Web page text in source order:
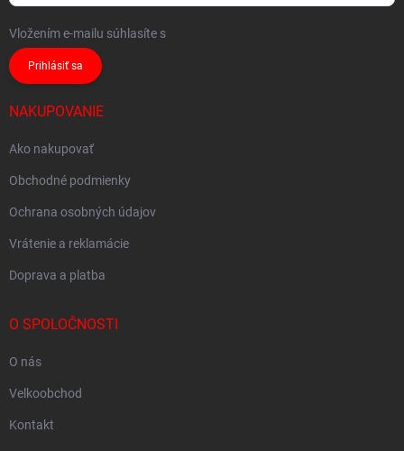
Vložením e-mailu súhlasíte s
Prihlásiť sa
NAKUPOVANIE
Ako nakupovať
Obchodné podmienky
Ochrana osobných údajov
Vrátenie a reklamácie
Doprava a platba
O SPOLOČNOSTI
O nás
Velkoobchod
Kontakt